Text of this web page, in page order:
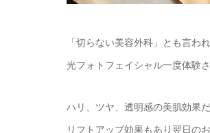
「切らない美容外科」とも言わ
光フォトフェイシャル一度体験
ハリ、ツヤ、透明感の美肌効果
リフトアップ効果もあり翌日の